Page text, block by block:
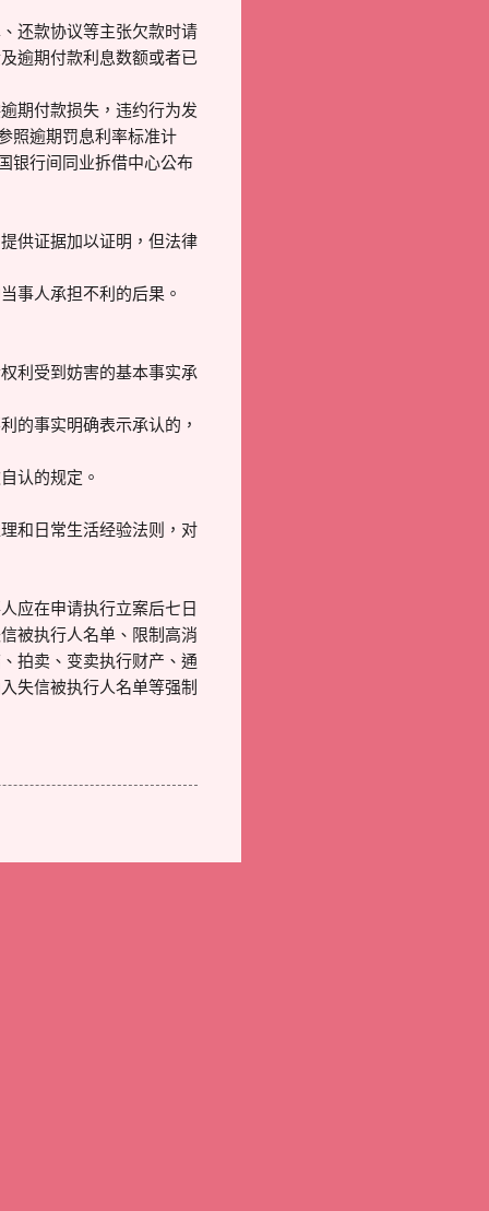
还款协议等主张欠款时请
逾期付款利息数额或者已
期付款损失，违约行为发
照逾期罚息利率标准计
银行间同业拆借中心公布
供证据加以证明，但法律
事人承担不利的后果。
利受到妨害的基本事实承
的事实明确表示承认的，
认的规定。
和日常生活经验法则，对
应在申请执行立案后七日
被执行人名单、限制高消
拍卖、变卖执行财产、通
失信被执行人名单等强制